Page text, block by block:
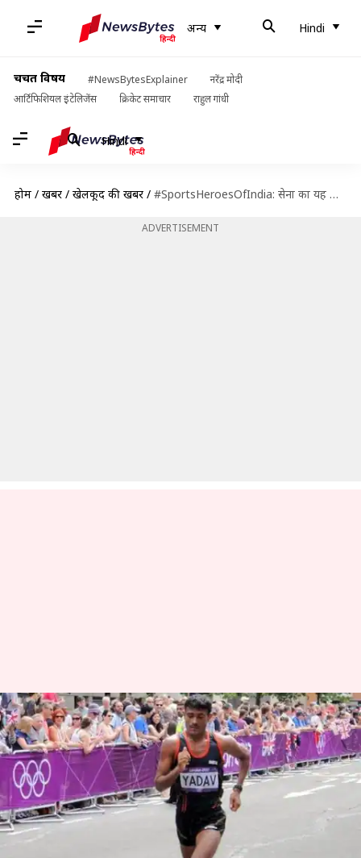
अन्य Hindi
चर्चित विषय #NewsBytesExplainer
नरेंद्र मोदी
आर्टिफिशियल इंटेलिजेंस
क्रिकेट समाचार राहुल गांधी
Hindi
होम / खबरें / खेलकूद की खबरें / #SportsHeroesOfIndia: सेना का यह जवान मैराथन दौड़ में लगातार बुलंद कर रहा है भारत का झंडा
ADVERTISEMENT
#SportsHeroesOfIndia: सेना
का यह जवान मैराथन दौड़ में लगातार
बुलंद कर रहा है भारत का झंडा
लेखन Neeraj Pandey Feb 28, 2019 12:33 pm
क्या है खबर?